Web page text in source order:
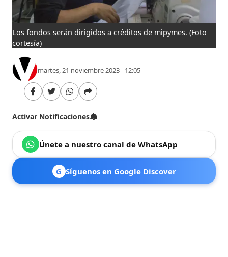
Los fondos serán dirigidos a créditos de mipymes. (Foto
cortesía)
martes, 21 noviembre 2023 - 12:05
Activar Notificaciones
Únete a nuestro canal de WhatsApp
G Síguenos en Google Discover